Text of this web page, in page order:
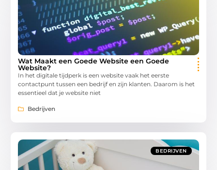
Wat Maakt een Goede Website een Goede
Website?
In het digitale tijdperk is een website vaak het eerste
contactpunt tussen een bedrijf en zijn klanten. Daarom is het
essentieel dat je website niet
Bedrijven
BEDRIJVEN